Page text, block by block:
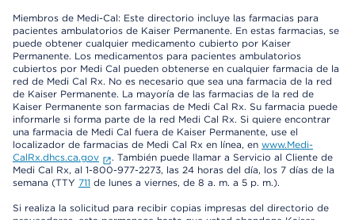
Miembros de Medi-Cal: Este directorio incluye las farmacias para
pacientes ambulatorios de Kaiser Permanente. En estas farmacias, se
puede obtener cualquier medicamento cubierto por Kaiser
Permanente. Los medicamentos para pacientes ambulatorios
cubiertos por Medi Cal pueden obtenerse en cualquier farmacia de la
red de Medi Cal Rx. No es necesario que sea una farmacia de la red
de Kaiser Permanente. La mayoría de las farmacias de la red de
Kaiser Permanente son farmacias de Medi Cal Rx. Su farmacia puede
informarle si forma parte de la red Medi Cal Rx. Si quiere encontrar
una farmacia de Medi Cal fuera de Kaiser Permanente, use el
localizador de farmacias de Medi Cal Rx en línea, en www.Medi-
CalRx.dhcs.ca.gov
. También puede llamar a Servicio al Cliente de
Medi Cal Rx, al 1-800-977-2273, las 24 horas del día, los 7 días de la
semana (TTY 711 de lunes a viernes, de 8 a. m. a 5 p. m.).
Si realiza la solicitud para recibir copias impresas del directorio de